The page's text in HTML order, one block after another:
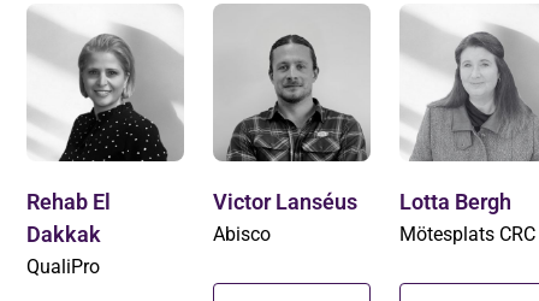
Rehab El
Dakkak
QualiPro
Victor Lanséus
Abisco
Lotta Bergh
Mötesplats CRC